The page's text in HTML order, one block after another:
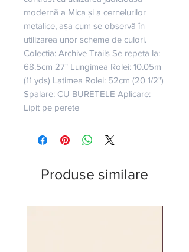
modernă a Mica și a cernelurilor
metalice, așa cum se observă în
utilizarea unor scheme de culori.
Colectia: Archive Trails Se repeta la:
68.5cm 27" Lungimea Rolei: 10.05m
(11 yds) Latimea Rolei: 52cm (20 1/2")
Spalare: CU BURETELE Aplicare:
Lipit pe perete
Produse similare